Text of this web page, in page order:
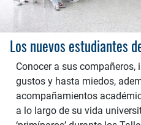
Conocer a sus compañeros,
gustos y hasta miedos,
acompañamientos
a lo largo de su vida